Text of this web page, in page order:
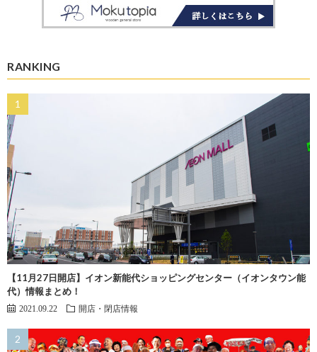
RANKING
【11月27日開店】イオン新能代ショッピングセンター（イオンタウン能
代）情報まとめ！
2021.09.22 開店・閉店情報